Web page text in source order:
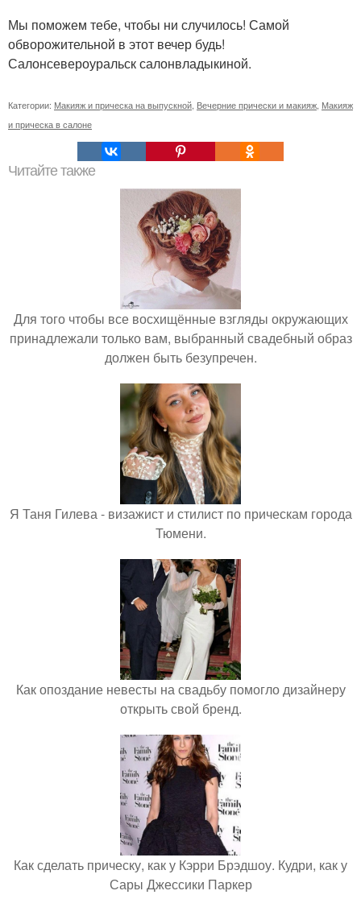
Мы поможем тебе, чтобы ни случилось! Самой
обворожительной в этот вечер будь!
Салонсевероуральск салонвладыкиной.
Категории: Макияж и прическа на выпускной, Вечерние прически и макияж, Макияж
и прическа в салоне
Читайте также
Для того чтобы все восхищённые взгляды окружающих
принадлежали только вам, выбранный свадебный образ
должен быть безупречен.
Я Таня Гилева - визажист и стилист по прическам города
Тюмени.
Как опоздание невесты на свадьбу помогло дизайнеру
открыть свой бренд.
Как сделать прическу, как у Кэрри Брэдшоу. Кудри, как у
Сары Джессики Паркер